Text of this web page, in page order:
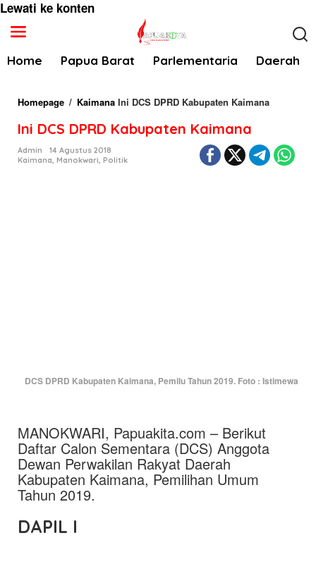
Lewati ke konten
Home Papua Barat Parlementaria Daerah
Homepage / Kaimana Ini DCS DPRD Kabupaten Kaimana
Ini DCS DPRD Kabupaten Kaimana
Admin
14 Agustus 2018
Kaimana, Manokwari, Politik
DCS DPRD Kabupaten Kaimana, Pemilu Tahun 2019. Foto : Istimewa
MANOKWARI, Papuakita.com – Berikut
Daftar Calon Sementara (DCS) Anggota
Dewan Perwakilan Rakyat Daerah
Kabupaten Kaimana, Pemilihan Umum
Tahun 2019.
DAPIL I